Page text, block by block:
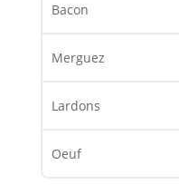
Bacon
Merguez
Lardons
Oeuf